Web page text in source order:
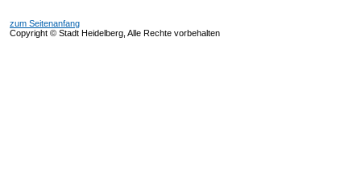
zum Seitenanfang
Copyright © Stadt Heidelberg, Alle Rechte vorbehalten